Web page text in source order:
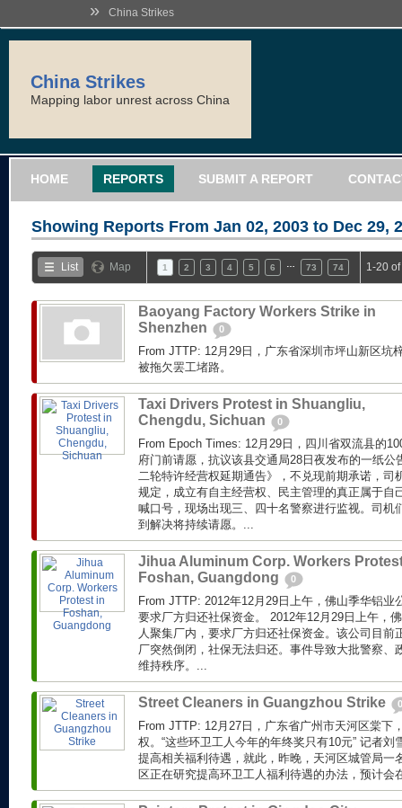
» China Strikes
China Strikes
Mapping labor unrest across China
HOME REPORTS SUBMIT A REPORT
Showing Reports From Jan 02, 2003 to Dec 29,
List Map 1 2 3 4 5 6 73 74 1-20
Baoyang Factory Workers Strike in
Shenzhen
0
From JTTP: 12月29日，广东省深圳市坪山新区坑
被拖欠罢工堵路。
Taxi Drivers Protest in Shuangliu,
Chengdu, Sichuan
0
From Epoch Times: 12月29日，四川省双流县的
府门前请愿，抗议该县交通局28日夜发布的一纸公
二轮特许经营权延期通告》，不兑现前期承诺，司
规定，成立有自主经营权、民主管理的真正属于自
喊口号，现场出现三、四十名警察进行监视。司机
到解决将持续请愿。...
Jihua Aluminum Corp. Workers
Foshan, Guangdong
0
From JTTP: 2012年12月29日上午，佛山季华铝业
要求厂方归还社保资金。 2012年12月29日上午，
人聚集厂内，要求厂方归还社保资金。该公司目前
厂突然倒闭，社保无法归还。事件导致大批警察、
维持秩序。...
Street Cleaners in Guangzhou Strike 0
From JTTP: 12月27日，广东省广州市天河区棠下
权。“这些环卫工人今年的年终奖只有10元” 记者
提高相关福利待遇，就此，昨晚，天河区城管局一
区正在研究提高环卫工人福利待遇的办法，预计会